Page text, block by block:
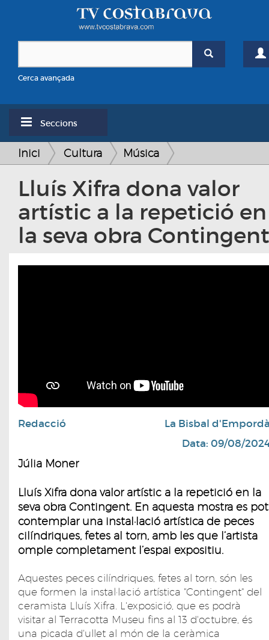
Cerca avançada
Seccions
Inici Cultura Música
Lluís Xifra dona valor
artístic a la repetició en
la seva obra Contingent
Redacció
La Bisbal
Data: 09/08/
Júlia Moner
Lluís Xifra dona valor artístic a la repetició en la
seva obra Contingent. En aquesta mostra es pot
contemplar una instal·lació artística de peces
cilíndriques, fetes al torn, amb les que l’artista
omple completament l’espai expositiu.
Aquestes peces cilíndriques, fetes al torn, són les
que formen la instal·lació artística "Contingent" del
ceramista Lluís Xifra. L'exposició, que es podrà
visitar al Terracotta Museu fins al 13 d'octubre, és
una picada d'ullet al món de la ceràmica